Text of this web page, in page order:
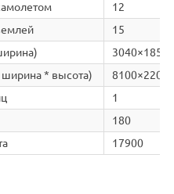
12
15
3040×1850
* высота)
1
180
17900